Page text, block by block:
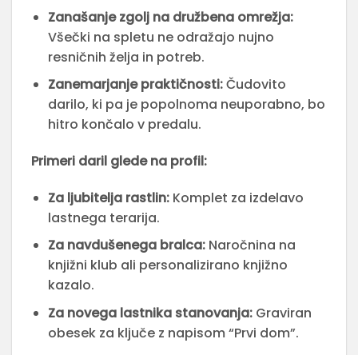
Zanašanje zgolj na družbena omrežja:
Všečki na spletu ne odražajo nujno
resničnih želja in potreb.
Zanemarjanje praktičnosti:Čudovito
darilo, ki pa je popolnoma neuporabno, bo
hitro končalo v predalu.
Primeri daril glede na profil:
Za ljubitelja rastlin:Komplet za izdelavo
lastnega terarija.
Za navdušenega bralca:Naročnina na
knjižni klub ali personalizirano knjižno
kazalo.
Za novega lastnika stanovanja:Graviran
obesek za ključe z napisom “Prvi dom”.